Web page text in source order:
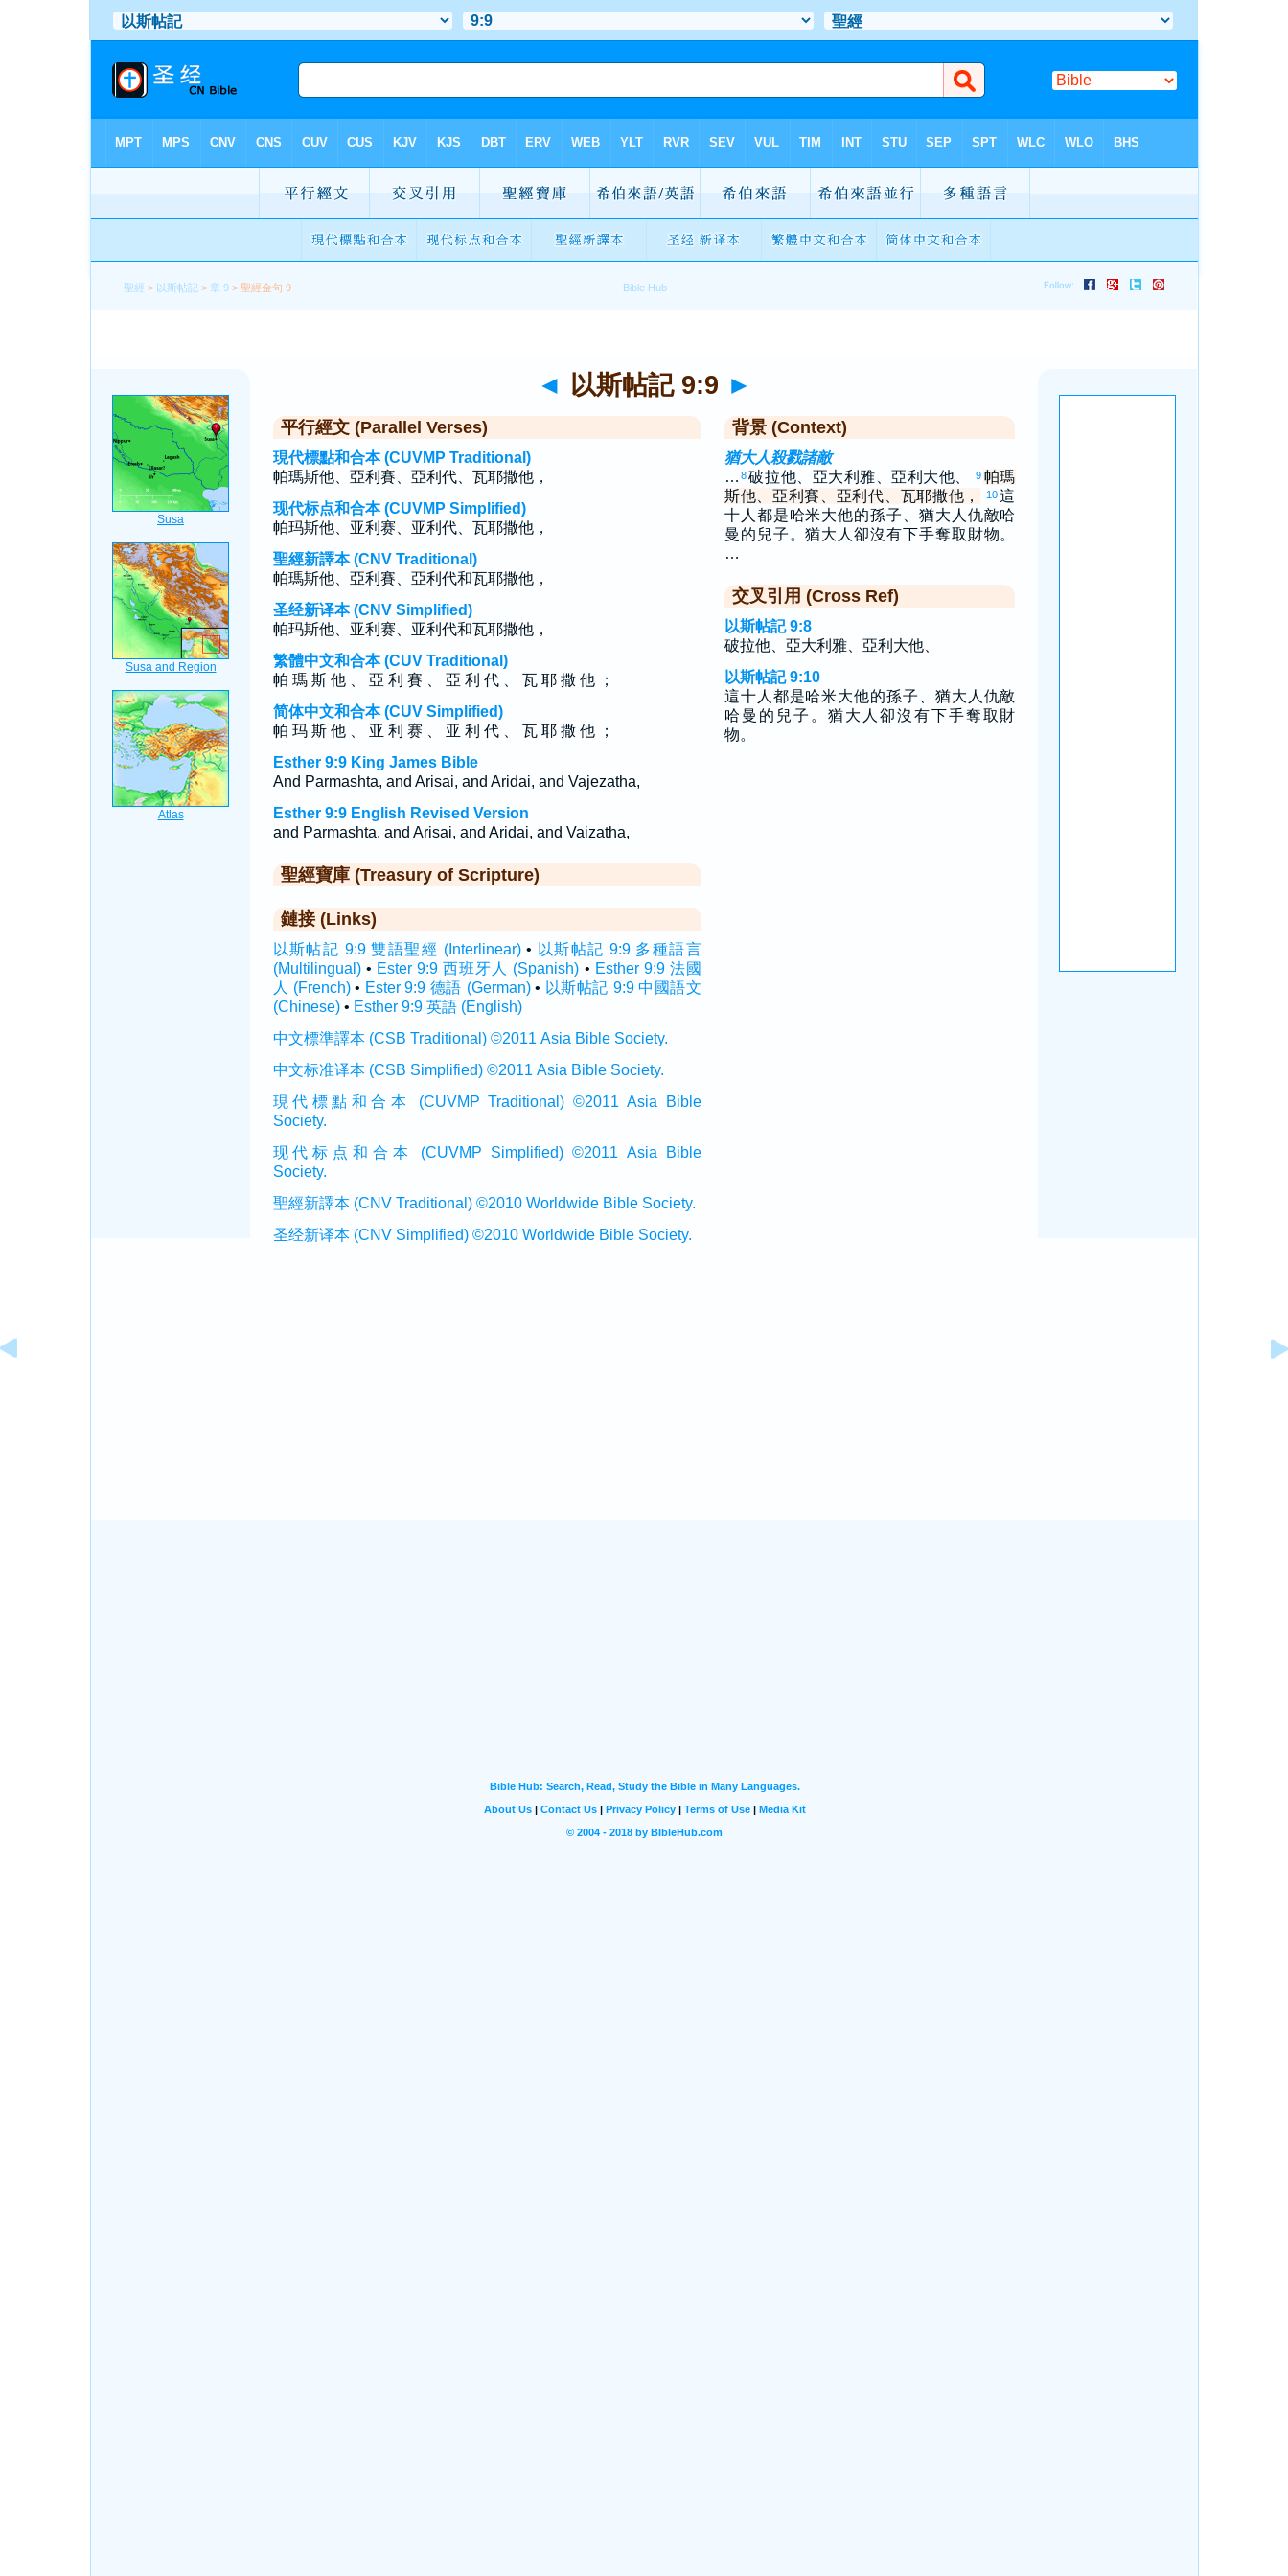
聖經 > 以斯帖記 > 章 9 > 聖經金句 9
◄ 以斯帖記 9:9 ►
平行經文 (Parallel Verses)
現代標點和合本 (CUVMP Traditional)
帕瑪斯他、亞利賽、亞利代、瓦耶撒他，
现代标点和合本 (CUVMP Simplified)
帕玛斯他、亚利赛、亚利代、瓦耶撒他，
聖經新譯本 (CNV Traditional)
帕瑪斯他、亞利賽、亞利代和瓦耶撒他，
圣经新译本 (CNV Simplified)
帕玛斯他、亚利赛、亚利代和瓦耶撒他，
繁體中文和合本 (CUV Traditional)
帕 瑪 斯 他 、 亞 利 賽 、 亞 利 代 、 瓦 耶 撒 他 ；
简体中文和合本 (CUV Simplified)
帕 玛 斯 他 、 亚 利 赛 、 亚 利 代 、 瓦 耶 撒 他 ；
Esther 9:9 King James Bible
And Parmashta, and Arisai, and Aridai, and Vajezatha,
Esther 9:9 English Revised Version
and Parmashta, and Arisai, and Aridai, and Vaizatha,
聖經寶庫 (Treasury of Scripture)
鏈接 (Links)
以斯帖記 9:9 雙語聖經 (Interlinear)• 以斯帖記 9:9 多種語言
(Multilingual)• Ester 9:9 西班牙人 (Spanish) • Esther 9:9 法國
人 (French)• Ester 9:9 德語 (German)• 以斯帖記 9:9 中國語文
(Chinese)• Esther 9:9 英語 (English)
中文標準譯本 (CSB Traditional) ©2011 Asia Bible Society.
中文标准译本 (CSB Simplified) ©2011 Asia Bible Society.
現代標點和合本 (CUVMP Traditional) ©2011 Asia Bible
Society.
现代标点和合本 (CUVMP Simplified) ©2011 Asia Bible
Society.
聖經新譯本 (CNV Traditional) ©2010 Worldwide Bible Society.
圣经新译本 (CNV Simplified) ©2010 Worldwide Bible Society.
背景 (Context)
猶大人殺戮諸敵
… 8破拉他、亞大利雅、亞利大他、 9 帕瑪
斯他、亞利賽、亞利代、瓦耶撒他，
10這
十人都是哈米大他的孫子、猶大人仇敵哈
曼的兒子。猶大人卻沒有下手奪取財物。
…
交叉引用 (Cross Ref)
以斯帖記 9:8
破拉他、亞大利雅、亞利大他、
以斯帖記 9:10
這十人都是哈米大他的孫子、猶大人仇敵
哈曼的兒子。猶大人卻沒有下手奪取財
物。